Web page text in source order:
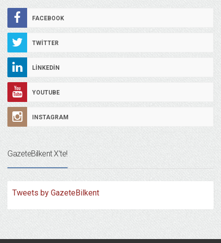
FACEBOOK
TWITTER
LINKEDIN
YOUTUBE
INSTAGRAM
GazeteBilkent X’te!
Tweets by GazeteBilkent